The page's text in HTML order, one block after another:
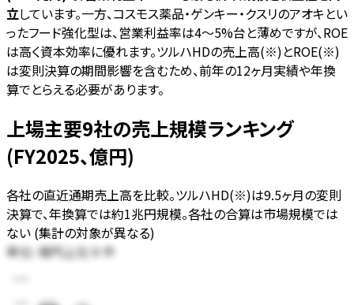
立しています。一方、コスモス薬品・ゲンキー・クスリのアオキとい
ったフード強化型は、営業利益率は4〜5%台と薄めですが、ROE
は高く資本効率に優れます。ツルハHDの売上高(※)とROE(※)
は変則決算の期間影響を含むため、前年の12ヶ月実績や年換
算でとらえる必要があります。
上場主要9社の売上規模ランキング
(FY2025、億円)
各社の直近通期売上高を比較。ツルハHD(※)は9.5ヶ月の変則
決算で、年換算では約1兆円規模。各社の合算は市場規模では
ない (集計の対象が異なる)
単位:億円 上位 件
10,616